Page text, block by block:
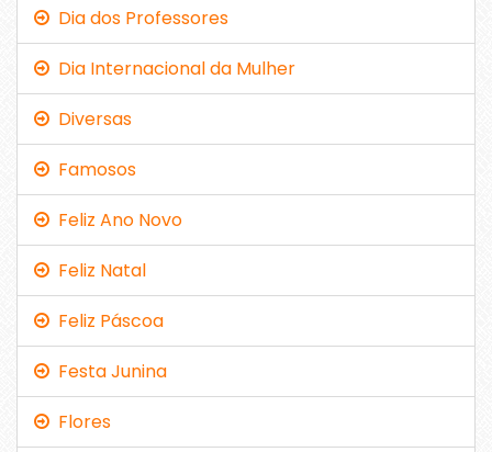
Dia dos Professores
Dia Internacional da Mulher
Diversas
Famosos
Feliz Ano Novo
Feliz Natal
Feliz Páscoa
Festa Junina
Flores